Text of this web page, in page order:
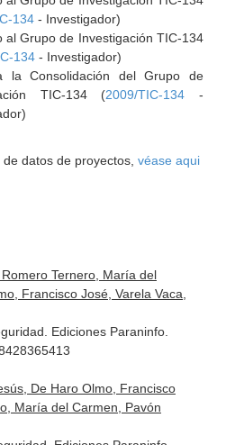
134- Investigador)
al Grupo de Investigación TIC-134
134- Investigador)
la Consolidación del Grupo de
TIC-134 (2009/TIC-134 -
datos de proyectos, véase aqui
Ternero, María del
Francisco José, Varela Vaca,
Ediciones Paraninfo.
De Haro Olmo, Francisco
María del Carmen, Pavón